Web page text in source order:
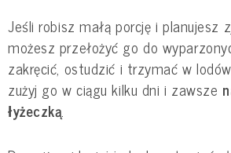
Jeśli robisz małą porcję i planujesz
możesz przełożyć go do
zakręcić, ostudzić i trzymać w
zużyj go w ciągu kilku dni i zawsze
łyżeczką.